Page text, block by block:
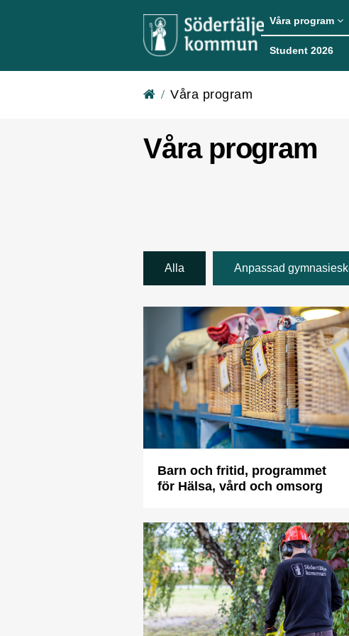
Våra program
Student 2026
Start
/ Våra program
Våra program
Alla Anpassad
Barn och fritid, programmet
för Hälsa, vård och omsorg